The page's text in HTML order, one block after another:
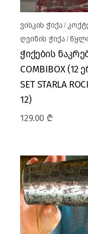
ვისკის ჭიქა
ღვინის ჭიქა
ჭიქების
COMBIBOX (12
SET STARLA
12)
129.00 ₾